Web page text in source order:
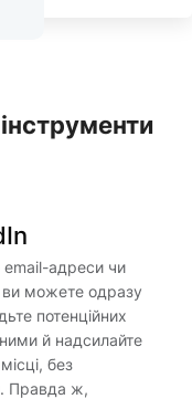
email-адреси чи
ви можете одразу
потенційних
ними й надсилайте
без
Правда ж,